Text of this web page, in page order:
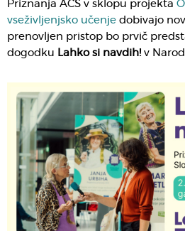
Priznanja ACS v sklopu projekta
vseživljenjsko učenje dobivajo
prenovljen pristop bo prvič
dogodku Lahko si navdih! v